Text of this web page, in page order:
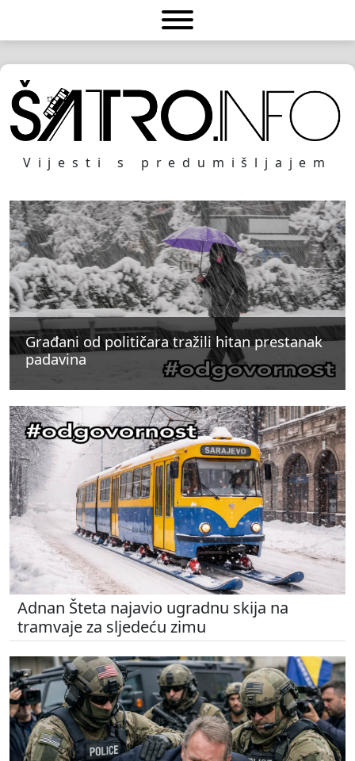
Vijesti s predumišljajem
Građani od političara tražili hitan prestanak
padavina
Građani od političara tražili hitan prestanak
padavina
Građani od političara tražili hitan prestanak
padavina
Adnan Šteta najavio ugradnu skija na
tramvaje za sljedeću zimu